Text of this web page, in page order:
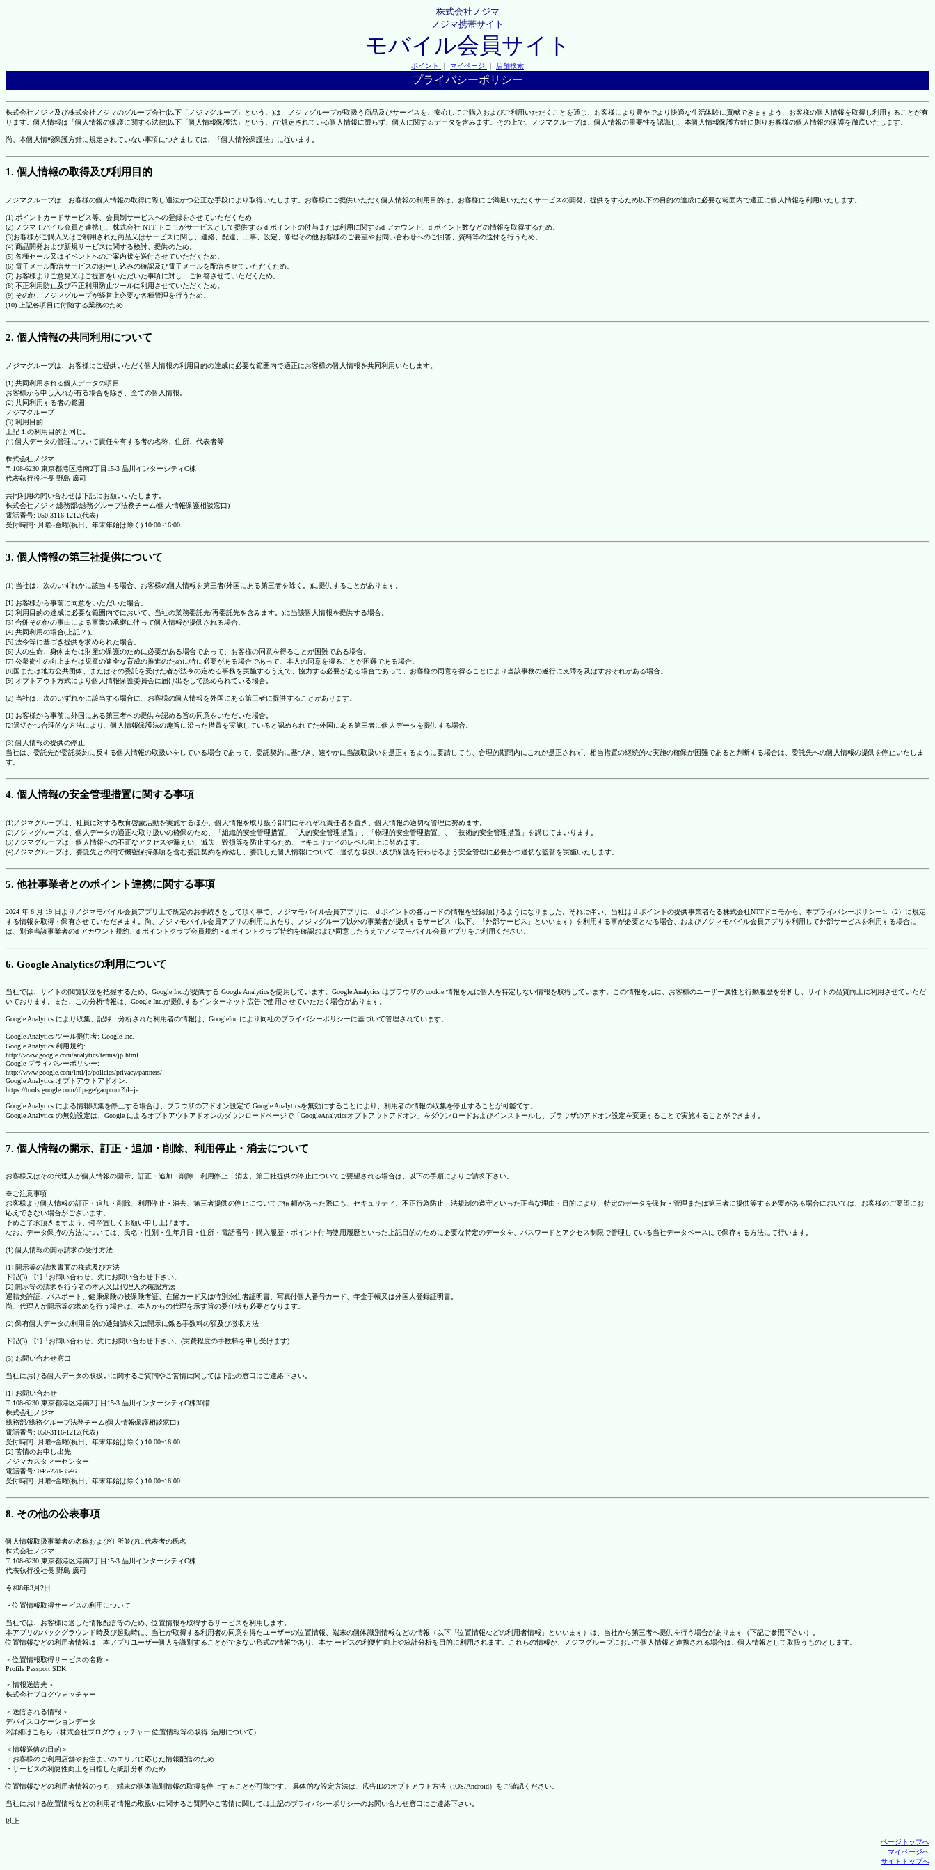
株式会社ノジマ
ノジマ携帯サイト
モバイル会員サイト
ポイント ｜ マイページ ｜ 店舗検索
プライバシーポリシー
株式会社ノジマ及び株式会社ノジマのグループ会社(以下「ノジマグループ」という。)は、ノジマグループが取扱う商品及びサービスを、安心してご購入およびご利用いただくことを通じ、お客様により豊かでより快適な生活体験に貢献できますよう、お客様の個人情報を取得し利用することが有
ります。個人情報は「個人情報の保護に関する法律(以下「個人情報保護法」という。)で規定されている個人情報に限らず、個人に関するデータを含みます。その上で、ノジマグループは、個人情報の重要性を認識し、本個人情報保護方針に則りお客様の個人情報の保護を徹底いたします。
尚、本個人情報保護方針に規定されていない事項につきましては、「個人情報保護法」に従います。
1. 個人情報の取得及び利用目的
ノジマグループは、お客様の個人情報の取得に際し適法かつ公正な手段により取得いたします。お客様にご提供いただく個人情報の利用目的は、お客様にご満足いただくサービスの開発、提供をするため以下の目的の達成に必要な範囲内で適正に個人情報を利用いたします。
(1) ポイントカードサービス等、会員制サービスへの登録をさせていただくため
(2) ノジマモバイル会員と連携し、株式会社 NTT ドコモがサービスとして提供する d ポイントの付与または利用に関するd アカウント、d ポイント数などの情報を取得するため。
(3)お客様がご購入又はご利用された商品又はサービスに関し、連絡、配達、工事、設定、修理その他お客様のご要望やお問い合わせへのご回答、資料等の送付を行うため。
(4) 商品開発および新規サービスに関する検討、提供のため。
(5) 各種セール又はイベントへのご案内状を送付させていただくため。
(6) 電子メール配信サービスのお申し込みの確認及び電子メールを配信させていただくため。
(7) お客様よりご意見又はご提言をいただいた事項に対し、ご回答させていただくため。
(8) 不正利用防止及び不正利用防止ツールに利用させていただくため。
(9) その他、ノジマグループが経営上必要な各種管理を行うため。
(10) 上記各項目に付随する業務のため
2. 個人情報の共同利用について
ノジマグループは、お客様にご提供いただく個人情報の利用目的の達成に必要な範囲内で適正にお客様の個人情報を共同利用いたします。
(1) 共同利用される個人データの項目
お客様から申し入れが有る場合を除き、全ての個人情報。
(2) 共同利用する者の範囲
ノジマグループ
(3) 利用目的
上記 1.の利用目的と同じ。
(4) 個人データの管理について責任を有する者の名称、住所、代表者等
株式会社ノジマ
〒108-6230 東京都港区港南2丁目15-3 品川インターシティC棟
代表執行役社長 野島 廣司
共同利用の問い合わせは下記にお願いいたします。
株式会社ノジマ 総務部/総務グループ法務チーム(個人情報保護相談窓口)
電話番号: 050-3116-1212(代表)
受付時間: 月曜~金曜(祝日、年末年始は除く) 10:00~16:00
3. 個人情報の第三社提供について
(1) 当社は、次のいずれかに該当する場合、お客様の個人情報を第三者(外国にある第三者を除く。)に提供することがあります。
[1] お客様から事前に同意をいただいた場合。
[2] 利用目的の達成に必要な範囲内でにおいて、当社の業務委託先(再委託先を含みます。)に当該個人情報を提供する場合。
[3] 合併その他の事由による事業の承継に伴って個人情報が提供される場合。
[4] 共同利用の場合(上記 2.)。
[5] 法令等に基づき提供を求められた場合。
[6] 人の生命、身体または財産の保護のために必要がある場合であって、お客様の同意を得ることが困難である場合。
[7] 公衆衛生の向上または児童の健全な育成の推進のために特に必要がある場合であって、本人の同意を得ることが困難である場合。
[8]国または地方公共団体、またはその委託を受けた者が法令の定める事務を実施するうえで、協力する必要がある場合であって、お客様の同意を得ることにより当該事務の遂行に支障を及ぼすおそれがある場合。
[9] オプトアウト方式により個人情報保護委員会に届け出をして認められている場合。
(2) 当社は、次のいずれかに該当する場合に、お客様の個人情報を外国にある第三者に提供することがあります。
[1] お客様から事前に外国にある第三者への提供を認める旨の同意をいただいた場合。
[2]適切かつ合理的な方法により、個人情報保護法の趣旨に沿った措置を実施していると認められてた外国にある第三者に個人データを提供する場合。
(3) 個人情報の提供の停止
当社は、委託先が委託契約に反する個人情報の取扱いをしている場合であって、委託契約に基づき、速やかに当該取扱いを是正するように要請しても、合理的期間内にこれが是正されず、相当措置の継続的な実施の確保が困難であると判断する場合は、委託先への個人情報の提供を停止いたしま
す。
4. 個人情報の安全管理措置に関する事項
(1)ノジマグループは、社員に対する教育啓蒙活動を実施するほか、個人情報を取り扱う部門にそれぞれ責任者を置き、個人情報の適切な管理に努めます。
(2)ノジマグループは、個人データの適正な取り扱いの確保のため、「組織的安全管理措置」「人的安全管理措置」、「物理的安全管理措置」、「技術的安全管理措置」を講じてまいります。
(3)ノジマグループは、個人情報への不正なアクセスや漏えい、滅失、毀損等を防止するため、セキュリティのレベル向上に努めます。
(4)ノジマグループは、委託先との間で機密保持条項を含む委託契約を締結し、委託した個人情報について、適切な取扱い及び保護を行わせるよう安全管理に必要かつ適切な監督を実施いたします。
5. 他社事業者とのポイント連携に関する事項
2024 年 6 月 19 日よりノジマモバイル会員アプリ上で所定のお手続きをして頂く事で、ノジマモバイル会員アプリに、ｄポイントの各カードの情報を登録頂けるようになりました。それに伴い、当社は d ポイントの提供事業者たる株式会社NTTドコモから、本プライバシーポリシー1.（2）に規定
する情報を取得・保有させていただきます。尚、ノジマモバイル会員アプリの利用にあたり、ノジマグループ以外の事業者が提供するサービス（以下、「外部サービス」といいます）を利用する事が必要となる場合、およびノジマモバイル会員アプリを利用して外部サービスを利用する場合に
は、別途当該事業者のd アカウント規約、d ポイントクラブ会員規約・d ポイントクラブ特約を確認および同意したうえでノジマモバイル会員アプリをご利用ください。
6. Google Analyticsの利用について
当社では、サイトの閲覧状況を把握するため、Google Inc.が提供する Google Analyticsを使用しています。Google Analytics はブラウザの cookie 情報を元に個人を特定しない情報を取得しています。この情報を元に、お客様のユーザー属性と行動履歴を分析し、サイトの品質向上に利用させていただ
いております。また、この分析情報は、Google Inc.が提供するインターネット広告で使用させていただく場合があります。
Google Analytics により収集、記録、分析された利用者の情報は、GoogleInc.により同社のプライバシーポリシーに基づいて管理されています。
Google Analytics ツール提供者: Google Inc.
Google Analytics 利用規約:
http://www.google.com/analytics/terms/jp.html
Google プライバシーポリシー:
http://www.google.com/intl/ja/policies/privacy/partners/
Google Analytics オプトアウトアドオン:
https://tools.google.com/dlpage/gaoptout?hl=ja
Google Analytics による情報収集を停止する場合は、ブラウザのアドオン設定で Google Analyticsを無効にすることにより、利用者の情報の収集を停止することが可能です。
Google Analytics の無効設定は、Google によるオプトアウトアドオンのダウンロードページで「GoogleAnalyticsオプトアウトアドオン」をダウンロードおよびインストールし、ブラウザのアドオン設定を変更することで実施することができます。
7. 個人情報の開示、訂正・追加・削除、利用停止・消去について
お客様又はその代理人が個人情報の開示、訂正・追加・削除、利用停止・消去、第三社提供の停止についてご要望される場合は、以下の手順によりご請求下さい。
※ご注意事項
お客様より個人情報の訂正・追加・削除、利用停止・消去、第三者提供の停止についてご依頼があった際にも、セキュリティ、不正行為防止、法規制の遵守といった正当な理由・目的により、特定のデータを保持・管理または第三者に提供等する必要がある場合においては、お客様のご要望にお
応えできない場合がございます。
予めご了承頂きますよう、何卒宜しくお願い申し上げます。
なお、データ保持の方法については、氏名・性別・生年月日・住所・電話番号・購入履歴・ポイント付与使用履歴といった上記目的のために必要な特定のデータを、パスワードとアクセス制限で管理している当社データベースにて保存する方法にて行います。
(1) 個人情報の開示請求の受付方法
[1] 開示等の請求書面の様式及び方法
下記(3)、[1]「お問い合わせ」先にお問い合わせ下さい。
[2] 開示等の請求を行う者の本人又は代理人の確認方法
運転免許証、パスポート、健康保険の被保険者証、在留カード又は特別永住者証明書、写真付個人番号カード、年金手帳又は外国人登録証明書。
尚、代理人が開示等の求めを行う場合は、本人からの代理を示す旨の委任状も必要となります。
(2) 保有個人データの利用目的の通知請求又は開示に係る手数料の額及び徴収方法
下記(3)、[1]「お問い合わせ」先にお問い合わせ下さい。(実費程度の手数料を申し受けます)
(3) お問い合わせ窓口
当社における個人データの取扱いに関するご質問やご苦情に関しては下記の窓口にご連絡下さい。
[1] お問い合わせ
〒108-6230 東京都港区港南2丁目15-3 品川インターシティC棟30階
株式会社ノジマ
総務部/総務グループ法務チーム(個人情報保護相談窓口)
電話番号: 050-3116-1212(代表)
受付時間: 月曜~金曜(祝日、年末年始は除く) 10:00~16:00
[2] 苦情のお申し出先
ノジマカスタマーセンター
電話番号: 045-228-3546
受付時間: 月曜~金曜(祝日、年末年始は除く) 10:00~16:00
8. その他の公表事項
個人情報取扱事業者の名称および住所並びに代表者の氏名
株式会社ノジマ
〒108-6230 東京都港区港南2丁目15-3 品川インターシティC棟
代表執行役社長 野島 廣司
令和8年3月2日
・位置情報取得サービスの利用について
当社では、お客様に適した情報配信等のため、位置情報を取得するサービスを利用します。
本アプリのバックグラウンド時及び起動時に、当社が取得する利用者の同意を得たユーザーの位置情報、端末の個体識別情報などの情報（以下「位置情報などの利用者情報」といいます）は、当社から第三者へ提供を行う場合があります（下記ご参照下さい）。
位置情報などの利用者情報は、本アプリユーザー個人を識別することができない形式の情報であり、本サ ービスの利便性向上や統計分析を目的に利用されます。これらの情報が、ノジマグループにおいて個人情報と連携される場合は、個人情報として取扱うものとします。
＜位置情報取得サービスの名称＞
Profile Passport SDK
＜情報送信先＞
株式会社ブログウォッチャー
＜送信される情報＞
デバイスロケーションデータ
※詳細はこちら（株式会社ブログウォッチャー 位置情報等の取得･活用について）
＜情報送信の目的＞
・お客様のご利用店舗やお住まいのエリアに応じた情報配信のため
・サービスの利便性向上を目指した統計分析のため
位置情報などの利用者情報のうち、端末の個体識別情報の取得を停止することが可能です。 具体的な設定方法は、広告IDのオプトアウト方法（iOS/Android）をご確認ください。
当社における位置情報などの利用者情報の取扱いに関するご質問やご苦情に関しては上記のプライバシーポリシーのお問い合わせ窓口にご連絡下さい。
以上
ページトップへ
マイページへ
サイトトップへ